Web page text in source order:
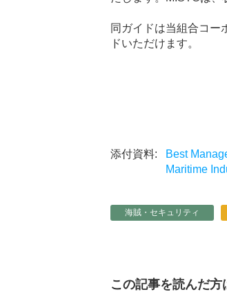
同ガイドは当組合コー
ドいただけます。
Best
Maritime
海賊・セキュリティ
この記事を読んだ方